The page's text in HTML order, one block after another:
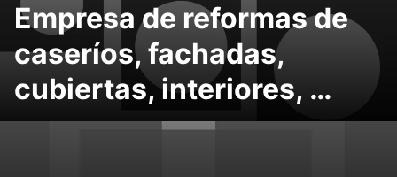
Empresa de reformas de
caseríos, fachadas,
cubiertas, interiores, …